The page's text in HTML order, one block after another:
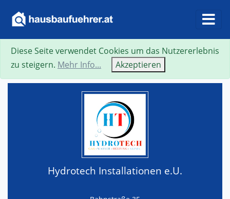
Suche Neue Suche Zurück
Hydrotech Installationen e.U.
Diese Seite verwendet Cookies um das Nutzererlebnis
zu steigern. Mehr Info... Akzeptieren